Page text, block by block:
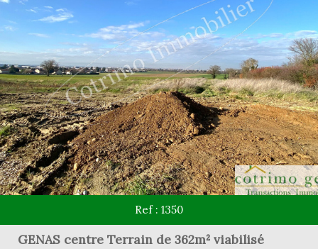
Ref : 1350
GENAS centre Terrain de 362m² viabilisé